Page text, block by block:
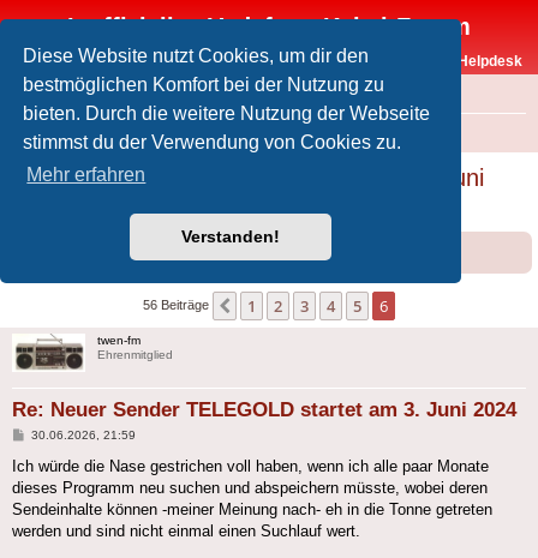
Diese Website nutzt Cookies, um dir den
bestmöglichen Komfort bei der Nutzung zu
bieten. Durch die weitere Nutzung der Webseite
stimmst du der Verwendung von Cookies zu.
Mehr erfahren
Verstanden!
Inoffizielles Vodafone-Kabel-Forum
Vodafone-Kabel-Helpdesk
FAQ
Foren-Übersicht Offtopic
Neuer Sender TELEGOLD startet am 3. Juni
56 Beiträge Vorherige
1 2 3 4 5 6
twen-fm
Ehrenmitglied
Re: Neuer Sender TELEGOLD startet am 3. Juni 2024
Beitrag
30.06.2026, 21:59
Ich würde die Nase gestrichen voll haben, wenn ich alle paar Monate
dieses Programm neu suchen und abspeichern müsste, wobei deren
Sendeinhalte können -meiner Meinung nach- eh in die Tonne getreten
werden und sind nicht einmal einen Suchlauf wert.